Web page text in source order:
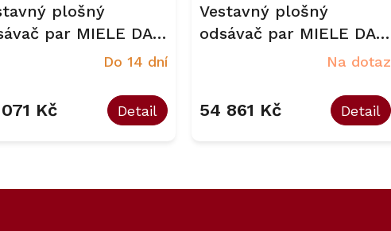
plošný
par MIELE DA
Do 14 dní
Kč Detail
Vestavný plošný
odsávač par MIELE DA
Na dotaz
54 861 Kč Detail
v